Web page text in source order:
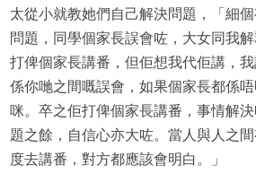
太從小就教她們自己解決問題，「細
問題，同學個家長誤會咗，大女同我
打俾個家長講番，但佢想我代佢講，
係你哋之間嘅誤會，如果個家長都係
咪。卒之佢打俾個家長講番，事情解
題之餘，自信心亦大咗。當人與人之
度去講番，對方都應該會明白。」